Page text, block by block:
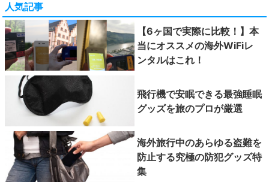
人気記事
【6ヶ国で実際に比較！】本
当にオススメの海外WiFiレ
ンタルはこれ！
飛行機で安眠できる最強睡眠
グッズを旅のプロが厳選
海外旅行中のあらゆる盗難を
防止する究極の防犯グッズ特
集